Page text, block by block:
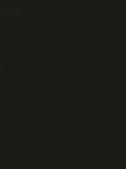
Fadime